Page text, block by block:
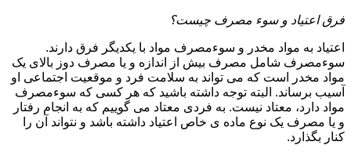
فرق اعتیاد و سوء مصرف چیست؟
اعتیاد به مواد مخدر و سوءمصرف مواد با یکدیگر فرق دارند.
سوءمصرف شامل مصرف بیش از اندازه و یا مصرف دوز بالای یک
مواد مخدر است که می تواند به سلامت فرد و موقعیت اجتماعی او
آسیب برساند. البته توجه داشته باشید که هر کسی که سوءمصرف
مواد دارد، معتاد نیست. به فردی معتاد می گوییم که به انجام رفتار
و یا مصرف یک نوع ماده ی خاص اعتیاد داشته باشد و نتواند آن را
کنار بگذارد.